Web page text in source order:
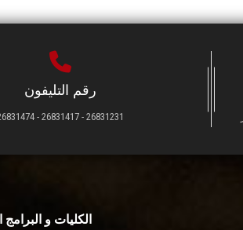
رقم التليفون
26831231 - 26831417 - 26831474
الكليات و البرامج